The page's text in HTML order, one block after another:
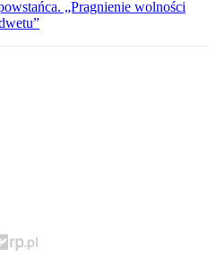
„Pragnienie wolności